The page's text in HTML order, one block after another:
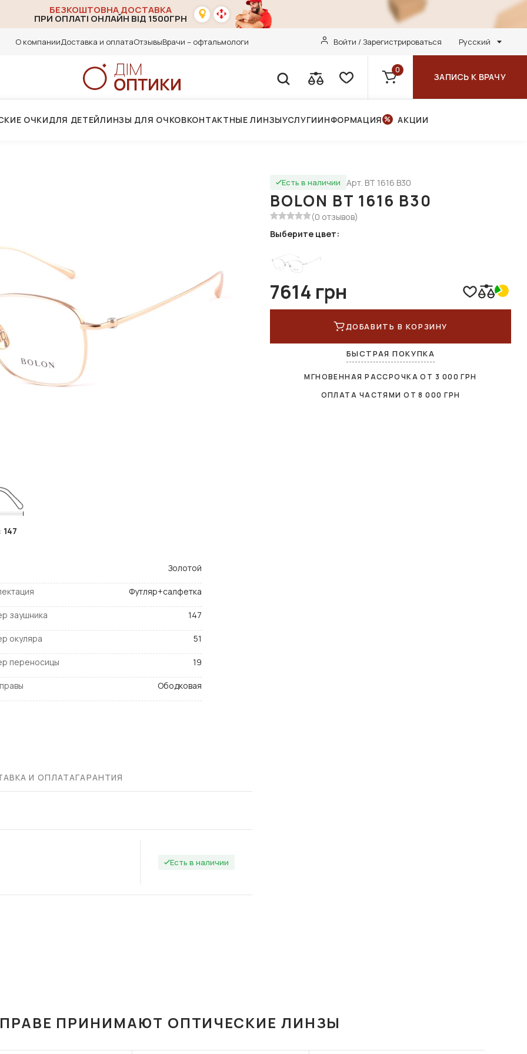
БЕЗКОШТОВНА ДОСТАВКА
ПРИ ОПЛАТІ ОНЛАЙН ВІД 1500ГРН
О компанииДоставка и оплатаОтзывыВрачи – офтальмологи Войти / Зарегистрироваться Русский
0
ЗАПИСЬ К ВРАЧУ
ОЧКИДЛЯ ДЕТЕЙЛИНЗЫ ДЛЯ ОЧКОВКОНТАКТНЫЕ ЛИНЗЫУСЛУГИИНФОРМАЦИЯ АКЦИИ
Есть в наличии Арт. BT 1616 B30
BOLON BT 1616 B30
(0 отзывов)
Выберите цвет:
7614 грн
ДОБАВИТЬ В КОРЗИНУ
БЫСТРАЯ ПОКУПКА
МГНОВЕННАЯ РАССРОЧКА ОТ 3 000 ГРН
ОПЛАТА ЧАСТЯМИ ОТ8 000 ГРН
147
Золотой
Футляр+салфетка
заушника 147
окуляра 51
переносицы 19
Ободковая
И ОПЛАТАГАРАНТИЯ
Есть в наличии
ПРИНИМАЮТ ОПТИЧЕСКИЕ ЛИНЗЫ